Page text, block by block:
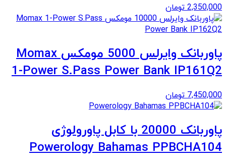
2,350,000 تومان
پاوربانک وایرلس 5000 مومکس Momax
1-Power S.Pass Power Bank IP161Q2
7,450,000 تومان
پاوربانک 20000 با کابل پاورولوژی
Powerology Bahamas PPBCHA104